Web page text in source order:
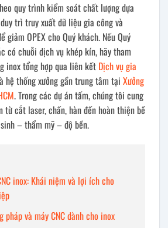
quy trình kiểm soát chất lượng dựa
trì truy xuất dữ liệu gia công và
giảm OPEX cho Quý khách. Nếu Quý
có chuỗi dịch vụ khép kín, hãy tham
inox tổng hợp qua liên kết Dịch vụ gia
hệ thống xưởng gần trung tâm tại Xưởng
. Trong các dự án tấm, chúng tôi cung
từ cắt laser, chấn, hàn đến hoàn thiện bề
– thẩm mỹ – độ bền.
inox: Khái niệm và lợi ích cho
pháp và máy CNC dành cho inox